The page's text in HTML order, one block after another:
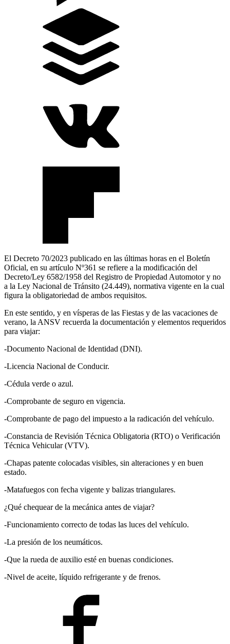
El Decreto 70/2023 publicado en las últimas horas en el Boletín
Oficial, en su artículo Nº361 se refiere a la modificación del
Decreto/Ley 6582/1958 del Registro de Propiedad Automotor y no
a la Ley Nacional de Tránsito (24.449), normativa vigente en la cual
figura la obligatoriedad de ambos requisitos.
En este sentido, y en vísperas de las Fiestas y de las vacaciones de
verano, la ANSV recuerda la documentación y elementos requeridos
para viajar:
-Documento Nacional de Identidad (DNI).
-Licencia Nacional de Conducir.
-Cédula verde o azul.
-Comprobante de seguro en vigencia.
-Comprobante de pago del impuesto a la radicación del vehículo.
-Constancia de Revisión Técnica Obligatoria (RTO) o Verificación
Técnica Vehicular (VTV).
-Chapas patente colocadas visibles, sin alteraciones y en buen
estado.
-Matafuegos con fecha vigente y balizas triangulares.
¿Qué chequear de la mecánica antes de viajar?
-Funcionamiento correcto de todas las luces del vehículo.
-La presión de los neumáticos.
-Que la rueda de auxilio esté en buenas condiciones.
-Nivel de aceite, líquido refrigerante y de frenos.